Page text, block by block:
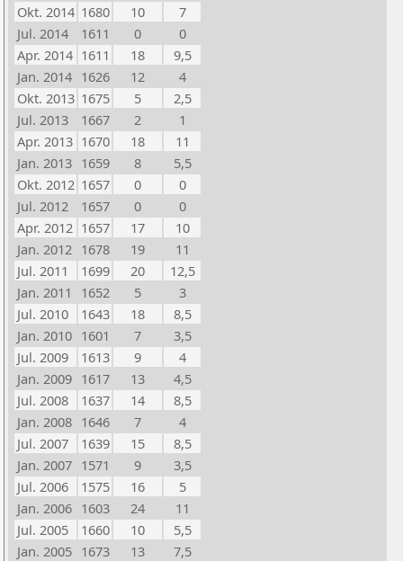
Okt. 2014 1680 10
7
Jul. 2014
1611 0
0
Apr. 2014 1611 18
9,5
Jan. 2014 1626 12
4
Okt. 2013 1675 5
2,5
Jul. 2013
1667 2
1
Apr. 2013 1670 18
11
Jan. 2013 1659 8
5,5
Okt. 2012 1657 0
0
Jul. 2012
1657 0
0
Apr. 2012 1657 17
10
Jan. 2012 1678 19
11
Jul. 2011
1699 20
12,5
Jan. 2011
1652 5
3
Jul. 2010
1643 18
8,5
Jan. 2010 1601 7
3,5
Jul. 2009
1613 9
4
Jan. 2009 1617 13
4,5
Jul. 2008
1637 14
8,5
Jan. 2008 1646 7
4
Jul. 2007
1639 15
8,5
Jan. 2007 1571 9
3,5
Jul. 2006
1575 16
5
Jan. 2006 1603 24
11
Jul. 2005
1660 10
5,5
Jan. 2005 1673 13
7,5